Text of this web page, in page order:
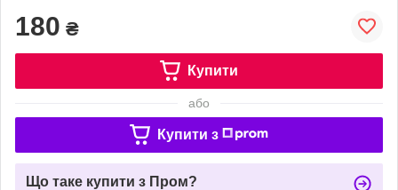
180 ₴
Купити
або
Купити з
Що таке купити з Пром?